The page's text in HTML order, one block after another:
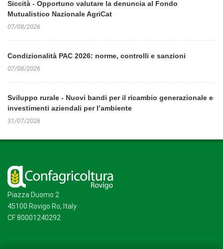
Siccità - Opportuno valutare la denuncia al Fondo
Mutualistico Nazionale AgriCat
07/08/2026
Condizionalità PAC 2026: norme, controlli e sanzioni
07/08/2026
Sviluppo rurale - Nuovi bandi per il ricambio generazionale e
investimenti aziendali per l’ambiente
31/07/2026
Piazza Duomo 2
45100 Rovigo Ro, Italy
CF 80001240292